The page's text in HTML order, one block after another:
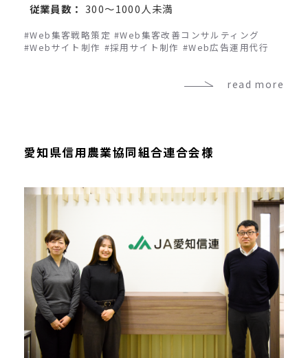
従業員数： 300～1000人未満
#Web集客戦略策定 #Web集客改善コンサルティング
#Webサイト制作 #採用サイト制作 #Web広告運用代行
read more
愛知県信用農業協同組合連合会様